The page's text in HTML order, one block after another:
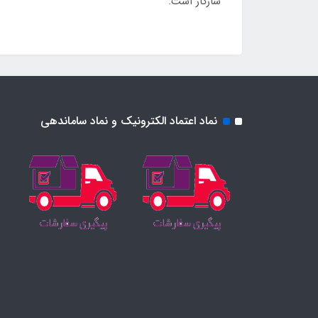
نماد اعتماد الکترونیک و نماد ساماندهی